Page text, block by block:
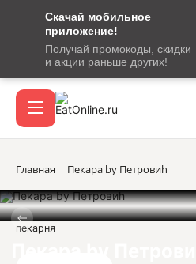
Скачай мобильное
приложение!
Получай промокоды, скидки
и акции раньше других!
сообщение
кодом
подтверждения
Вход / регистрация
Акции
Главная Пекара by Петровиh
пекарня